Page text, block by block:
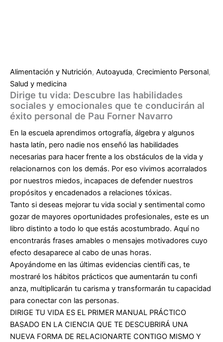
Alimentación y Nutrición, Autoayuda, Crecimiento Personal,
Salud y medicina
Dirige tu vida: Descubre las habilidades
sociales y emocionales que te conducirán al
éxito personal de Pau Forner Navarro
En la escuela aprendimos ortografía, álgebra y algunos
hasta latín, pero nadie nos enseñó las habilidades
necesarias para hacer frente a los obstáculos de la vida y
relacionarnos con los demás. Por eso vivimos acorralados
por nuestros miedos, incapaces de defender nuestros
propósitos y encadenados a relaciones tóxicas.
Tanto si deseas mejorar tu vida social y sentimental como
gozar de mayores oportunidades profesionales, este es un
libro distinto a todo lo que estás acostumbrado. Aquí no
encontrarás frases amables o mensajes motivadores cuyo
efecto desaparece al cabo de unas horas.
Apoyándome en las últimas evidencias científi cas, te
mostraré los hábitos prácticos que aumentarán tu confi
anza, multiplicarán tu carisma y transformarán tu capacidad
para conectar con las personas.
DIRIGE TU VIDA ES EL PRIMER MANUAL PRÁCTICO
BASADO EN LA CIENCIA QUE TE DESCUBRIRÁ UNA
NUEVA FORMA DE RELACIONARTE CONTIGO MISMO Y